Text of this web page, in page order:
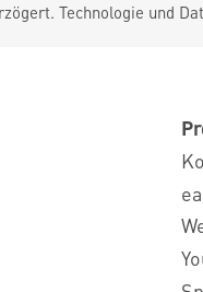
Technologie und